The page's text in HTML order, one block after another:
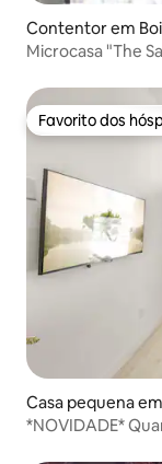
Contentor em
Microcasa "The
Favorito dos
Favorito dos
Casa pequena
*NOVIDADE*